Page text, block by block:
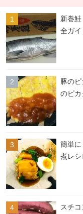
新巻
全ガイ
豚の
のピ
簡単に
煮レシ
スチ